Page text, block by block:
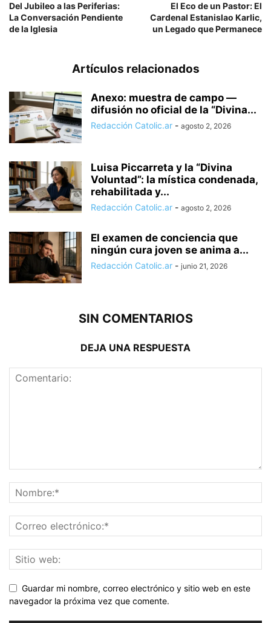
Del Jubileo a las Periferias:
La Conversación Pendiente
de la Iglesia
El Eco de un Pastor: El
Cardenal Estanislao Karlic,
un Legado que Permanece
Artículos relacionados
Anexo: muestra de campo —
difusión no oficial de la “Divina...
Redacción Catolic.ar - agosto 2, 2026
Luisa Piccarreta y la “Divina
Voluntad”: la mística condenada,
rehabilitada y...
Redacción Catolic.ar - agosto 2, 2026
El examen de conciencia que
ningún cura joven se anima a...
Redacción Catolic.ar - junio 21, 2026
SIN COMENTARIOS
DEJA UNA RESPUESTA
Guardar mi nombre, correo electrónico y sitio web en este
navegador la próxima vez que comente.